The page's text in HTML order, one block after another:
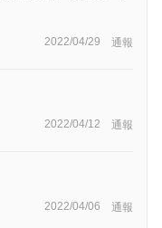
2022/04/29 通報
2022/04/12 通報
2022/04/06 通報